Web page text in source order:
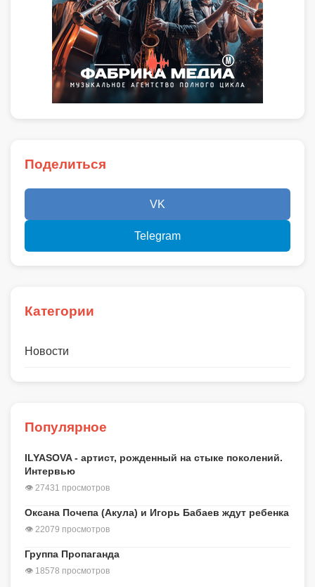
Поделиться
VK
Telegram
Категории
Новости
Популярное
ILYASOVA - артист, рожденный на стыке поколений.
Интервью
👁 27431 просмотров
Оксана Почепа (Акула) и Игорь Бабаев ждут ребенка
👁 22079 просмотров
Группа Пропаганда
👁 18578 просмотров